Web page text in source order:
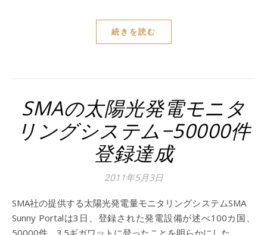
続きを読む
SMAの太陽光発電モニタ
リングシステム−50000件
登録達成
2011年5月3日
SMA社の提供する太陽光発電量モニタリングシステムSMA
Sunny Portalは3日、登録された発電設備が述べ100カ国、
50000件、3.5ギガワットに登ったことを明らかにした。